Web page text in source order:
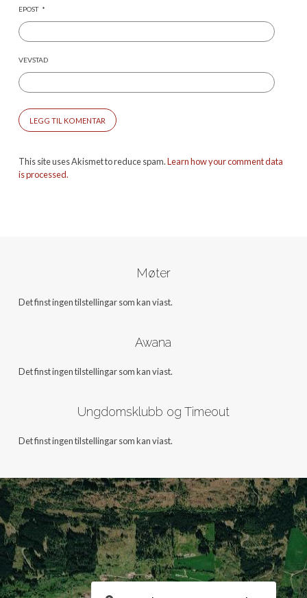
EPOST *
VEVSTAD
This site uses Akismet to reduce spam.Learn how your comment data
is processed.
Møter
Det finst ingen tilstellingar som kan viast.
Awana
Det finst ingen tilstellingar som kan viast.
Ungdomsklubb og Timeout
Det finst ingen tilstellingar som kan viast.